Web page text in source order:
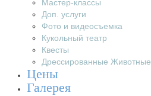
Мастер-классы
Доп. услуги
Фото и видеосъемка
Кукольный театр
Квесты
Дрессированные Животные
Цены
Галерея